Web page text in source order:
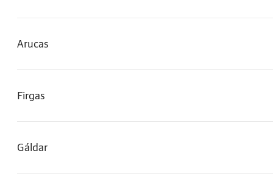
Arucas
Firgas
Gáldar